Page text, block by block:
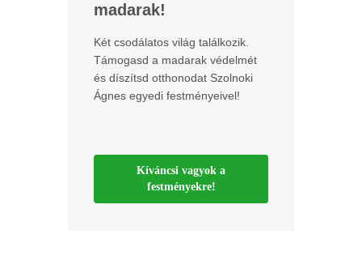
madarak!
Két csodálatos világ találkozik.
Támogasd a madarak védelmét
és díszítsd otthonodat Szolnoki
Ágnes egyedi festményeivel!
Kíváncsi vagyok a
festményekre!